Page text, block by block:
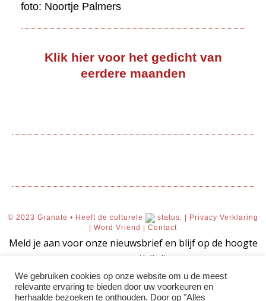
foto: Noortje Palmers
Klik hier voor het gedicht van
eerdere maanden
© 2023 Granate • Heeft de culturele status. |
Privacy Verklaring
| Word Vriend | Contact
We gebruiken cookies op onze website om u de meest
relevante ervaring te bieden door uw voorkeuren en
herhaalde bezoeken te onthouden. Door op "Alles
Meld je aan voor onze nieuwsbrief en blijf op de hoogte
van onze activiteiten.